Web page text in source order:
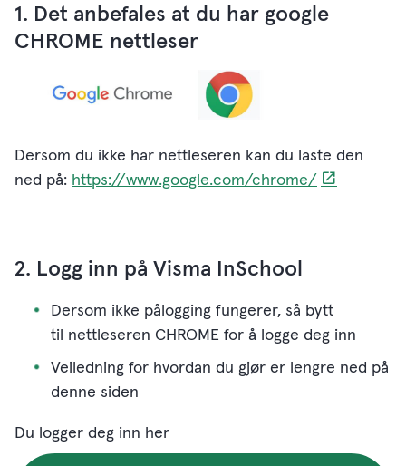
1. Det anbefales at du har google
CHROME nettleser
Dersom du ikke har nettleseren kan du laste den
ned på: https://www.google.com/chrome/
2. Logg inn på Visma InSchool
Dersom ikke pålogging fungerer, så bytt
til nettleseren CHROME for å logge deg inn
Veiledning for hvordan du gjør er lengre ned på
denne siden
Du logger deg inn her